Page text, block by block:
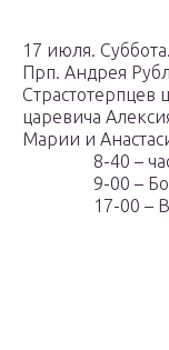
17 июля. Суббота.
Прп. Андрея
Страстотерпцев
царевича
Марии и
8-40 –
9-00 –
17-00 –